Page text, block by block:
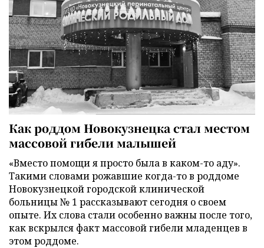
Как роддом Новокузнецка стал местом
массовой гибели малышей
«Вместо помощи я просто была в каком-то аду».
Такими словами рожавшие когда-то в роддоме
Новокузнецкой городской клинической
больницы № 1 рассказывают сегодня о своем
опыте. Их слова стали особенно важны после того,
как вскрылся факт массовой гибели младенцев в
этом роддоме.